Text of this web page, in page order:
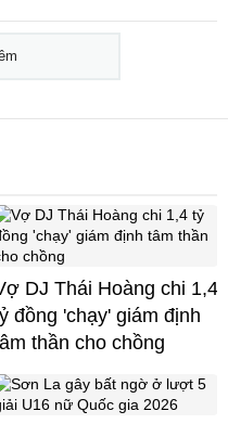
DJ Thái Hoàng chi 1,4
đồng 'chạy' giám định
thần cho chồng